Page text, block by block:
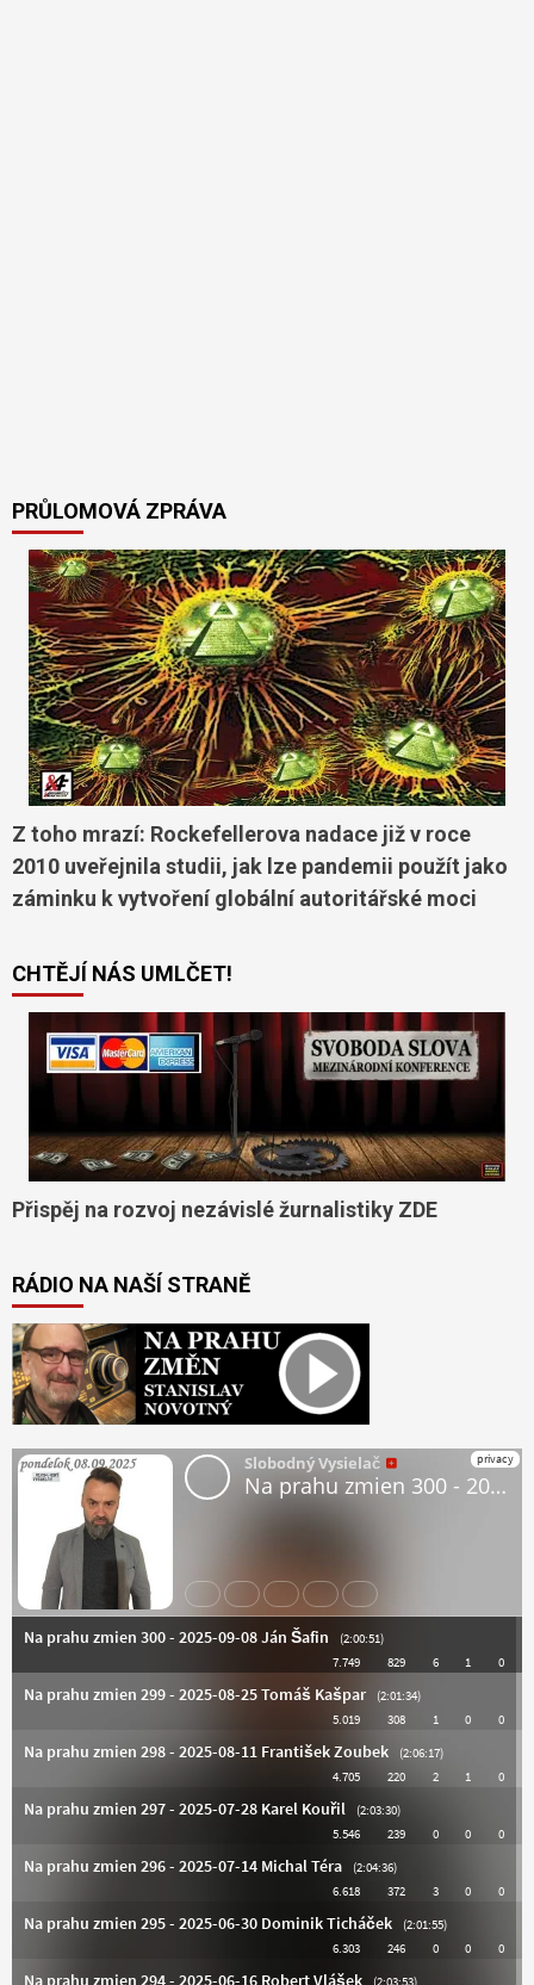
PRŮLOMOVÁ ZPRÁVA
Z toho mrazí: Rockefellerova nadace již v roce
2010 uveřejnila studii, jak lze pandemii použít jako
záminku k vytvoření globální autoritářské moci
CHTĚJÍ NÁS UMLČET!
Přispěj na rozvoj nezávislé žurnalistiky ZDE
RÁDIO NA NAŠÍ STRANĚ